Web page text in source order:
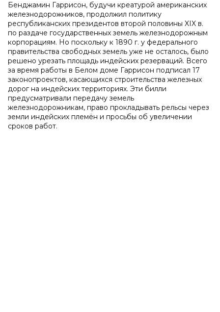
Бенджамин Гаррисон, будучи креатурой американских
железнодорожников, продолжил политику
республиканских президентов второй половины XIX в.
по раздаче государственных земель железнодорожным
корпорациям. Но поскольку к 1890 г. у федерального
правительства свободных земель уже не осталось, было
решено урезать площадь индейских резерваций. Всего
за время работы в Белом доме Гаррисон подписал 17
законопроектов, касающихся строительства железных
дорог на индейских территориях. Эти билли
предусматривали передачу земель
железнодорожникам, право прокладывать рельсы через
земли индейских племён и просьбы об увеличении
сроков работ.